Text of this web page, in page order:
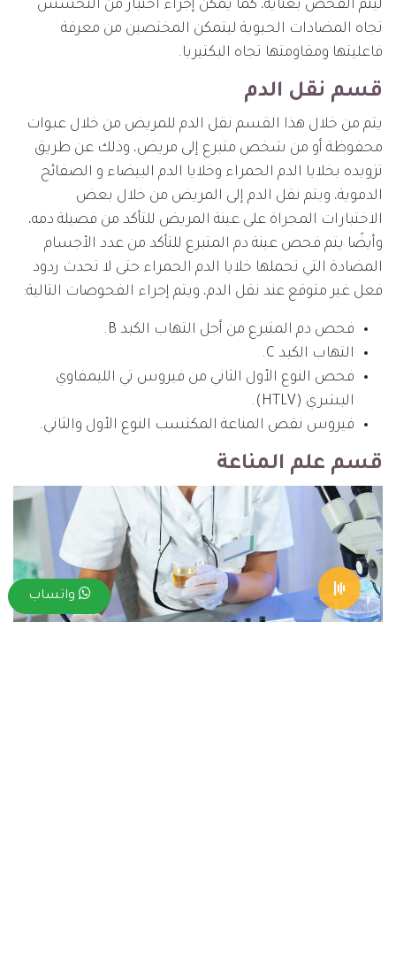
ليتم الفحص بعناية، كما يمكن إجراء اختبار من التحسس
تجاه المضادات الحيوية ليتمكن المختصين من معرفة
فاعليتها ومقاومتها تجاه البكتيريا.
قسم نقل الدم
يتم من خلال هذا القسم نقل الدم للمريض من خلال عبوات
محفوظة أو من شخص متبرع إلى مريض، وذلك عن طريق
تزويده بخلايا الدم الحمراء وخلايا الدم البيضاء و الصفائح
الدموية، ويتم نقل الدم إلى المريض من خلال بعض
الاختبارات المجراة على عينة المريض للتأكد من فصيلة دمه،
وأيضًا يتم فحص عينة دم المتبرع للتأكد من عدد الأجسام
المضادة التي تحملها خلايا الدم الحمراء حتى لا تحدث ردود
فعل غير متوقع عند نقل الدم، ويتم إجراء الفحوصات التالية:
فحص دم المتبرع من أجل التهاب الكبد B.
التهاب الكبد C.
فحص النوع الأول الثاني من فيروس تي الليمفاوي
البشري (HTLV).
فيروس نقص المناعة المكتسب النوع الأول والثاني.
قسم علم المناعة
واتساب